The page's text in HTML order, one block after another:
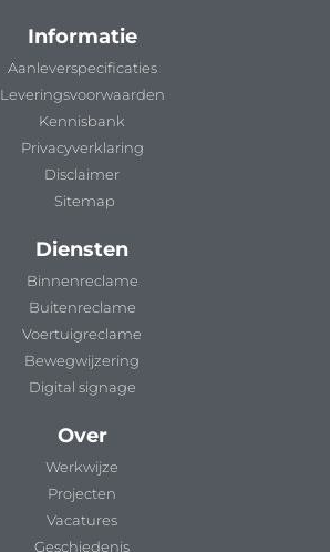
Informatie
Aanleverspecificaties
Leveringsvoorwaarden
Kennisbank
Privacyverklaring
Disclaimer
Sitemap
Diensten
Binnenreclame
Buitenreclame
Voertuigreclame
Bewegwijzering
Digital signage
Over
Werkwijze
Projecten
Vacatures
Geschiedenis